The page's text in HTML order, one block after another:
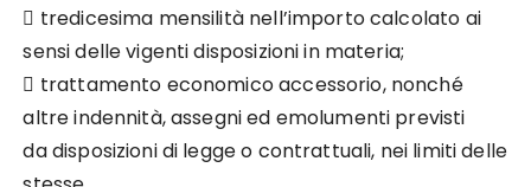
 tredicesima mensilità nell’importo calcolato ai
sensi delle vigenti disposizioni in materia;
 trattamento economico accessorio, nonché
altre indennità, assegni ed emolumenti previsti
da disposizioni di legge o contrattuali, nei limiti delle